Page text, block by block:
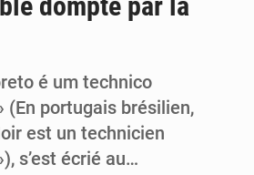
é um technico
(En portugais brésilien,
est un technicien
s’est écrié au…